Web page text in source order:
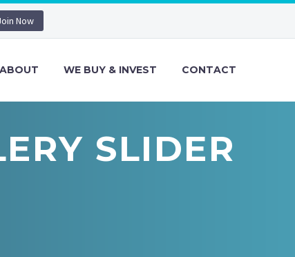
Now
ABOUT WE BUY & INVEST CONTACT
SLIDER